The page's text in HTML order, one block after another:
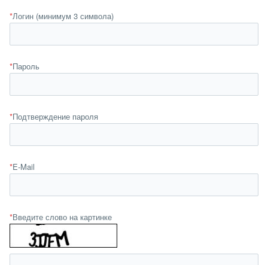
*Логин (минимум 3 символа)
*Пароль
*Подтверждение пароля
*E-Mail
*Введите слово на картинке